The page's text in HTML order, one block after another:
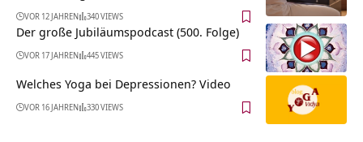
VOR 12 JAHREN 340 VIEWS
Der große Jubiläumspodcast (500. Folge)
VOR 17 JAHREN 445 VIEWS
Welches Yoga bei Depressionen? Video
VOR 16 JAHREN 330 VIEWS